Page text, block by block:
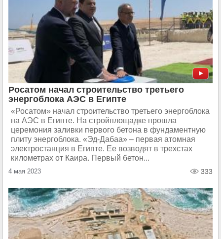
Росатом начал строительство третьего
энергоблока АЭС в Египте
«Росатом» начал строительство третьего энергоблока
на АЭС в Египте. На стройплощадке прошла
церемония заливки первого бетона в фундаментную
плиту энергоблока. «Эд-Дабаа» – первая атомная
электростанция в Египте. Ее возводят в трехстах
километрах от Каира. Первый бетон...
4 мая 2023 333